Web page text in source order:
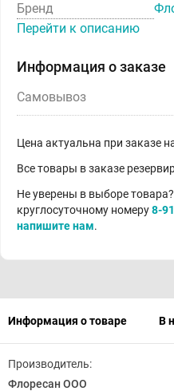
Бренд
Перейти к описанию
Информация о заказе
Самовывоз
Цена актуальна при заказе
Все товары в заказе
Не уверены в выборе
круглосуточному номеру8-
напишите нам.
Информация о товаре В
Производитель:
Флоресан ООО